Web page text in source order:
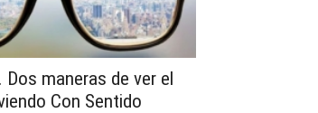
Dos maneras de ver el
Con Sentido